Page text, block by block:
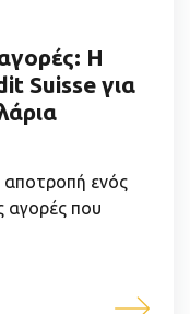
Η
Suisse για
αποτροπή ενός
αγορές που